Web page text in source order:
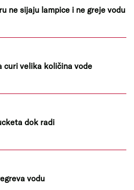
ne sijaju lampice i ne greje vodu
curi velika količina vode
dok radi
vodu